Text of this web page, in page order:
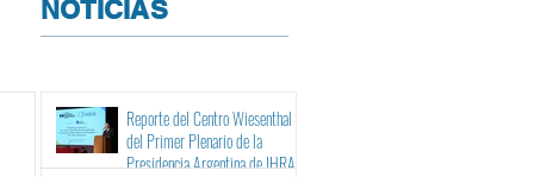
NOTICIAS
Reporte del Centro Wiesenthal
del Primer Plenario de la
Presidencia Argentina de IHRA